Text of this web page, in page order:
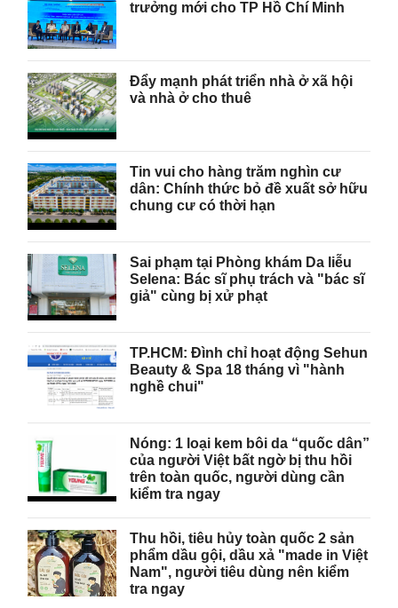
trưởng mới cho TP Hồ Chí Minh
Đẩy mạnh phát triển nhà ở xã hội
và nhà ở cho thuê
Tin vui cho hàng trăm nghìn cư
dân: Chính thức bỏ đề xuất sở hữu
chung cư có thời hạn
Sai phạm tại Phòng khám Da liễu
Selena: Bác sĩ phụ trách và "bác sĩ
giả" cùng bị xử phạt
TP.HCM: Đình chỉ hoạt động Sehun
Beauty & Spa 18 tháng vì "hành
nghề chui"
Nóng: 1 loại kem bôi da “quốc dân”
của người Việt bất ngờ bị thu hồi
trên toàn quốc, người dùng cần
kiểm tra ngay
Thu hồi, tiêu hủy toàn quốc 2 sản
phẩm dầu gội, dầu xả "made in Việt
Nam", người tiêu dùng nên kiểm
tra ngay